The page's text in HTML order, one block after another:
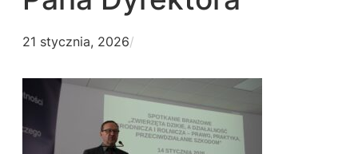
21 stycznia, 2026/